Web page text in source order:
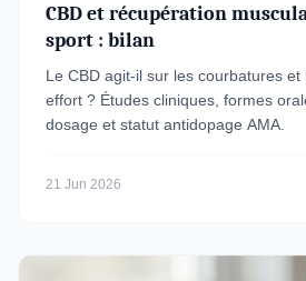
CBD et récupération
sport : bilan
Le CBD agit-il sur les courbatures
effort ? Études cliniques, formes
dosage et statut antidopage AMA.
21 Jun 2026